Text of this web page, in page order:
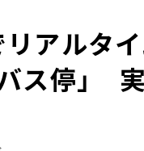
アルタ
ス停」